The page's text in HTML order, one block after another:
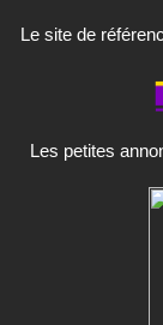
Le site de
Les petites